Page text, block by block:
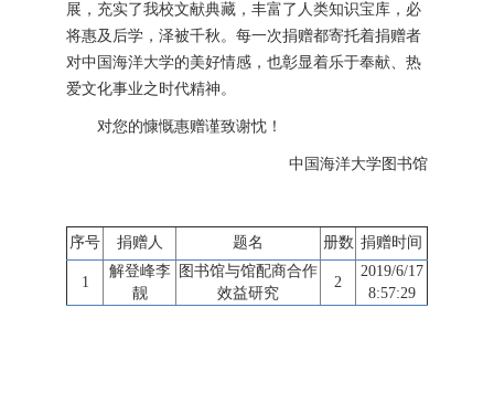
展，充实了我校文献典藏，丰富了人类知识宝库，必
将惠及后学，泽被千秋。每一次捐赠都寄托着捐赠者
对中国海洋大学的美好情感，也彰显着乐于奉献、热
爱文化事业之时代精神。
对您的慷慨惠赠谨致谢忱！
中国海洋大学图书馆
序号 捐赠人 题名 册数 捐赠时间
1
解登峰李
靓
图书馆与馆配商合作
效益研究
2
2019/6/17
8:57:29